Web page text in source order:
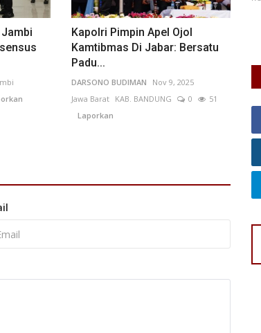
Jambi
Kapolri Pimpin Apel Ojol
Kamtibmas Di Jabar: Bersatu
Padu...
DARSONO BUDIMAN
Nov 9, 2025
Jawa Barat
KAB. BANDUNG 0
51
Laporkan